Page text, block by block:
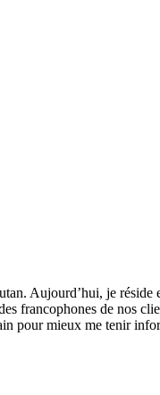
Aujourd’hui, je réside
francophones de nos
pour mieux me tenir